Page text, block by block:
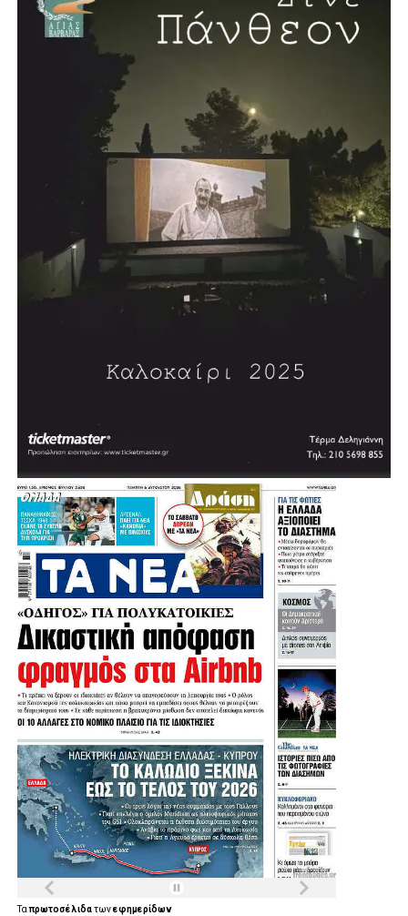
.
.
Ταπρωτοσέλιδατωνεφημερίδων